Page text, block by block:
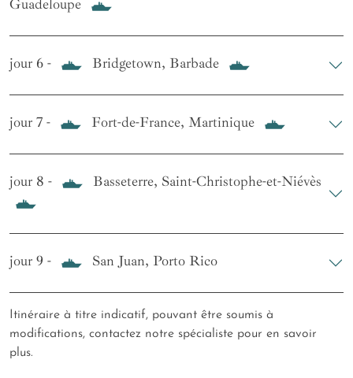
Guadeloupe
jour 6 - Bridgetown, Barbade
jour 7 - Fort-de-France, Martinique
jour 8 - Basseterre, Saint-Christophe-et-Niévès
jour 9 - San Juan, Porto Rico
Itinéraire à titre indicatif, pouvant être soumis à
modifications, contactez notre spécialiste pour en savoir
plus.